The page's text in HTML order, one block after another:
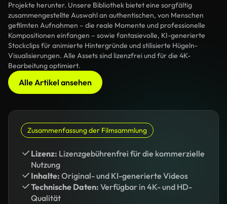
Projekte herunter. Unsere Bibliothek bietet eine sorgfältig
zusammengestellte Auswahl an authentischen, von Menschen
gefilmten Aufnahmen – die reale Momente und professionelle
Kompositionen einfangen – sowie fantasievolle, KI-generierte
Stockclips für animierte Hintergründe und stilisierte Hügeln-
Visualisierungen. Alle Assets sind lizenzfrei und für die 4K-
Bearbeitung optimiert.
Alle Artikel ansehen
Zusammenfassung der Filmsammlung
Lizenz: Lizenzgebührenfrei für die kommerzielle
Nutzung
Inhalte: Original- und KI-generierte Videos
Technische Daten: Verfügbar in 4K- und HD-
Qualität